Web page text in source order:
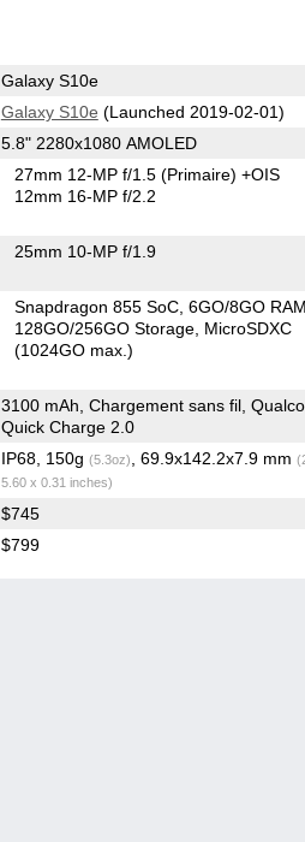
Galaxy S10e
Galaxy S10e (Launched 2019-02-01)
5.8" 2280x1080 AMOLED
27mm 12-MP f/1.5(Primaire) +OIS
12mm 16-MP f/2.2
25mm 10-MP f/1.9
Snapdragon 855 SoC 6GO/8GO RAM
128GO/256GO Storage MicroSDXC
(1024GO max.)
3100 mAh, Chargement sans fil,
Quick Charge 2.0
IP68, 150g (5.3oz) , 69.9x142.2x7.9 mm
5.60 x 0.31 inches)
$745
$799